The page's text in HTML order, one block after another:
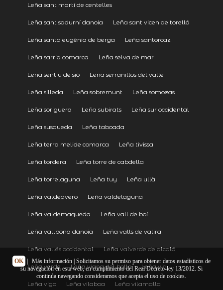
Leña sant martí de centelles
Leña sant sadurní danoia Leña sant vicen de torelló
Leña santa eugènia de berga Leña santorcaz
Leña sarria comarca Leña selva de mar
Leña sentiu de sió Leña serranillos del valle
Leña silleda Leña sobremunt Leña somozas
Leña soriguera Leña subirats Leña sur occidental
Leña susqueda Leña taboada
Leña terra melide comarca Leña tivissa
Leña tordera Leña torre de cabdella
Leña torrelaguna Leña tuy Leña ullà
Leña valdeavero Leña valdelaguna
Leña valdemaqueda Leña vall de boí
Leña vallbona danoia Leña valls de valira
Leña vallés occidental Leña valverde de alcalá
Leña verde Leña viana del bollo Leña vic
Leña vigo Leña vilaboa Leña vilamalla
OK Más información| Solicitamos su permiso para obtener datos estadísticos de
su navegación en esta web, en cumplimiento del Real Decreto-ley 13/2012. Si
continúa navegando consideramos que acepta el uso de cookies.